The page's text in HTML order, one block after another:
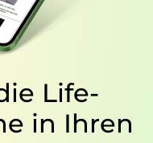
Life-
in Ihren